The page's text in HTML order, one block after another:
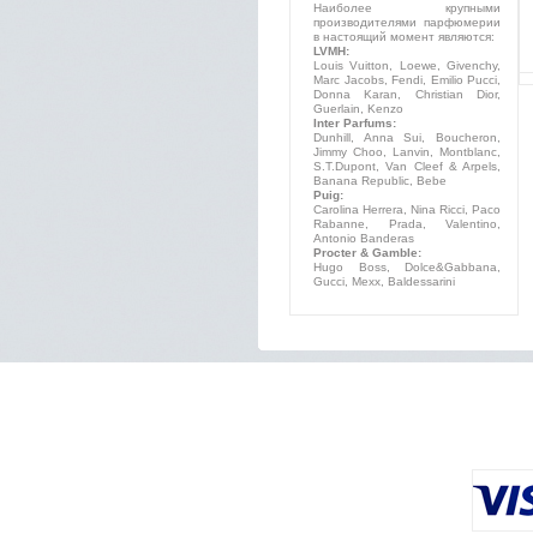
Наиболее крупными
производителями парфюмерии
в настоящий момент являются:
LVMH:
Louis Vuitton, Loewe, Givenchy,
Marc Jacobs, Fendi, Emilio Pucci,
Donna Karan, Christian Dior,
Guerlain, Kenzo
Inter Parfums:
Dunhill, Anna Sui, Boucheron,
Jimmy Choo, Lanvin, Montblanc,
S.T.Dupont, Van Cleef & Arpels,
Banana Republic, Bebe
Puig:
Carolina Herrera, Nina Ricci, Paco
Rabanne, Prada, Valentino,
Antonio Banderas
Procter & Gamble:
Hugo Boss, Dolce&Gabbana,
Gucci, Mexx, Baldessarini